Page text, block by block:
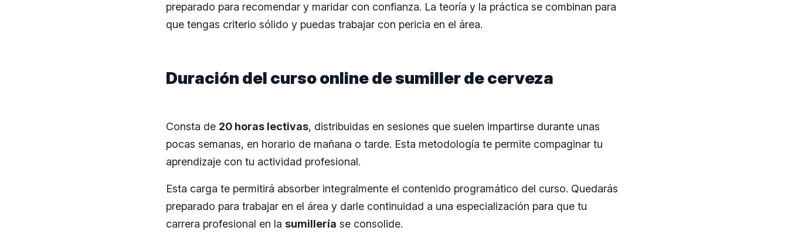
preparado para recomendar y maridar con confianza. La teoría y la práctica se combinan para
que tengas criterio sólido y puedas trabajar con pericia en el área.
Duración del curso online de sumiller de cerveza
Consta de 20 horas lectivas, distribuidas en sesiones que suelen impartirse durante unas
pocas semanas, en horario de mañana o tarde. Esta metodología te permite compaginar tu
aprendizaje con tu actividad profesional.
Esta carga te permitirá absorber integralmente el contenido programático del curso. Quedarás
preparado para trabajar en el área y darle continuidad a una especialización para que tu
carrera profesional en la sumillería se consolide.